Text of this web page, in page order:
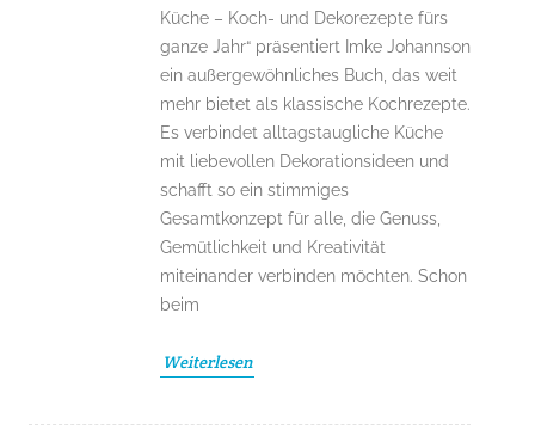
Küche – Koch- und Dekorezepte fürs
ganze Jahr“ präsentiert Imke Johannson
ein außergewöhnliches Buch, das weit
mehr bietet als klassische Kochrezepte.
Es verbindet alltagstaugliche Küche
mit liebevollen Dekorationsideen und
schafft so ein stimmiges
Gesamtkonzept für alle, die Genuss,
Gemütlichkeit und Kreativität
miteinander verbinden möchten. Schon
beim
Weiterlesen